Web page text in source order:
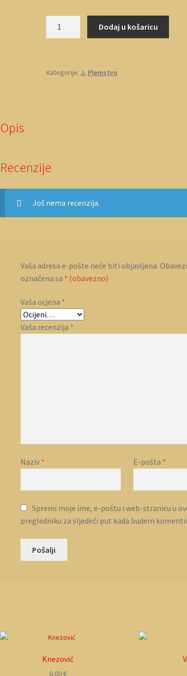
Dodaj u košaricu
Kategorije:J, Plemstvo
Opis
Recenzije
Još nema recenzija.
Vaša adresa e-pošte neće biti objavljena.
označena sa * (obavezno)
Vaša ocjena *
Vaša recenzija *
Naziv * E-pošta *
Spremi moje ime, e-poštu i web-stranicu u
pregledniku za sljedeći put kada budem
Knezović
0,00€